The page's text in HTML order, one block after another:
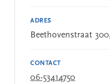
ADRES
Beethovenstraat
CONTACT
06-53414750